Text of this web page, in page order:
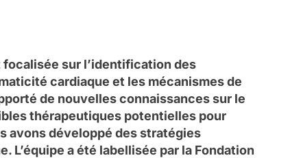
sur l’identification des
cardiaque et les mécanismes de
de nouvelles connaissances sur le
thérapeutiques potentielles pour
avons développé des stratégies
a été labellisée par la Fondation